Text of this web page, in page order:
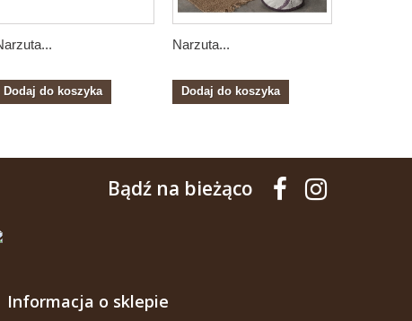
Dodaj do koszyka
Narzuta...
Dodaj do koszyka
Bądź na bieżąco
Informacja o sklepie